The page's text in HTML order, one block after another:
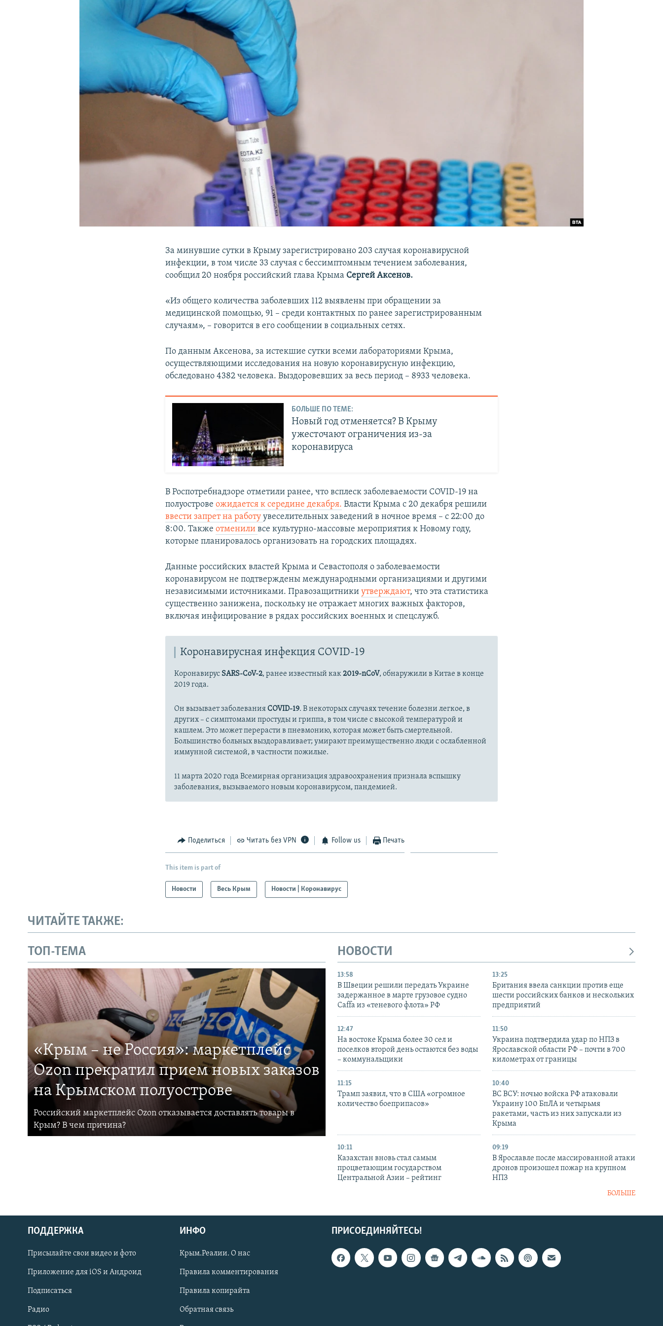
Українською
Qırımtatar
ПРИСОЕДИНЯЙТЕСЬ!
За минувшие сутки в Крыму зарегистрировано 203 случая коронавирусной
инфекции, в том числе 33 случая с бессимптомным течением заболевания,
сообщил 20 ноября российский глава Крыма Сергей Аксенов.
«Из общего количества заболевших 112 выявлены при обращении за
медицинской помощью, 91 – среди контактных по ранее зарегистрированным
случаям», – говорится в его сообщении в социальных сетях.
По данным Аксенова, за истекшие сутки всеми лабораториями Крыма,
осуществляющими исследования на новую коронавирусную инфекцию,
обследовано 4382 человека. Выздоровевших за весь период – 8933 человека.
БОЛЬШЕ ПО ТЕМЕ:
Новый год отменяется? В Крыму
ужесточают ограничения из-за
коронавируса
В Роспотребнадзоре отметили ранее, что всплеск заболеваемости COVID-19 на
полуостровеожидается к середине декабря. Власти Крыма с 20 декабря решили
ввести запрет на работуувеселительных заведений в ночное время – с 22:00 до
8:00. Такжеотмениливсе культурно-массовые мероприятия к Новому году,
которые планировалось организовать на городских площадях.
Данные российских властей Крыма и Севастополя о заболеваемости
коронавирусом не подтверждены международными организациями и другими
независимыми источниками. Правозащитникиутверждают, что эта статистика
существенно занижена, поскольку не отражает многих важных факторов,
включая инфицирование в рядах российских военных и спецслужб.
Коронавирусная инфекция COVID-19
Коронавирус SARS-CoV-2, ранее известный как2019-nCoV, обнаружили в Китае в конце
2019 года.
Он вызывает заболеванияCOVID-19. В некоторых случаях течение болезни легкое, в
других – с симптомами простуды и гриппа, в том числе с высокой температурой и
кашлем. Это может перерасти в пневмонию, которая может быть смертельной.
Большинство больных выздоравливает; умирают преимущественно люди с ослабленной
иммунной системой, в частности пожилые.
11 марта 2020 года Всемирная организация здравоохранения признала вспышку
заболевания, вызываемого новым коронавирусом, пандемией.
Поделиться Читать без VPN Follow us Печать
This item is part of
Новости Весь Крым Новости | Коронавирус
ЧИТАЙТЕ ТАКЖЕ:
ТОП-ТЕМА
«Крым – не Россия»: маркетплейс
Ozon прекратил прием новых заказов
на Крымском полуострове
Российский маркетплейс Ozon отказывается доставлять товары в
Крым? В чем причина?
НОВОСТИ
13:58
В Швеции решили передать Украине
задержанное в марте грузовое судно
Caffa из «теневого флота» РФ
13:25
Британия ввела санкции против еще
шести российских банков и нескольких
предприятий
12:47
На востоке Крыма более 30 сел и
поселков второй день остаются без воды
– коммунальщики
11:50
Украина подтвердила удар по НПЗ в
Ярославской области РФ – почти в 700
километрах от границы
11:15
Трамп заявил, что в США «огромное
количество боеприпасов»
10:40
ВС ВСУ: ночью войска РФ атаковали
Украину 100 БпЛА и четырьмя
ракетами, часть из них запускали из
Крыма
10:11
Казахстан вновь стал самым
процветающим государством
Центральной Азии – рейтинг
09:19
В Ярославле после массированной атаки
дронов произошел пожар на крупном
НПЗ
БОЛЬШЕ
ПРИСОЕДИНЯЙТЕСЬ!
ПОДДЕРЖКА
Присылайте свои видео и фото
Приложение для iOS и Андроид
Подписаться
Радио
ИНФО
Крым.Реалии. О нас
Правила комментирования
Правила копирайта
Обратная связь